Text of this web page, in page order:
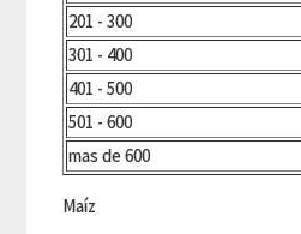
201 - 300
301 - 400
401 - 500
501 - 600
mas de 600
Maíz